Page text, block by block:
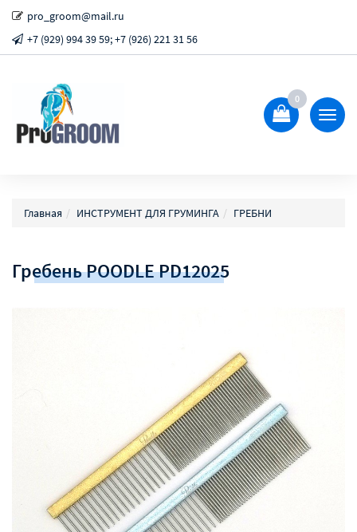
pro_groom@mail.ru
+7 (929) 994 39 59; +7 (926) 221 31 56
0
Главная ИНСТРУМЕНТ ДЛЯ ГРУМИНГА ГРЕБНИ
Гребень POODLE PD12025